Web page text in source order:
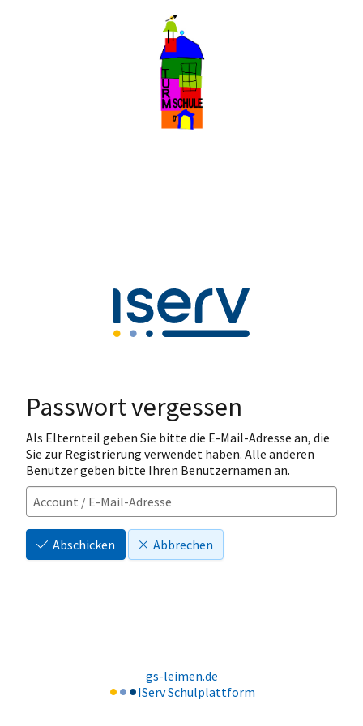
Passwort vergessen
Als Elternteil geben Sie bitte die E-Mail-Adresse an, die
Sie zur Registrierung verwendet haben. Alle anderen
Benutzer geben bitte Ihren Benutzernamen an.
Abschicken Abbrechen
gs-leimen.de
IServ Schulplattform